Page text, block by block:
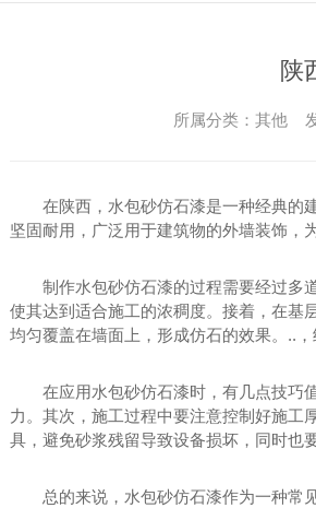
陕
所属分类：其他
在陕西，水包砂仿石漆是一种经典的
坚固耐用，广泛用于建筑物的外墙装饰，
制作水包砂仿石漆的过程需要经过多
使其达到适合施工的浓稠度。接着，在基
均匀覆盖在墙面上，形成仿石的效果。..
在应用水包砂仿石漆时，有几点技巧
力。其次，施工过程中要注意控制好施工
具，避免砂浆残留导致设备损坏，同时也
总的来说，水包砂仿石漆作为一种常